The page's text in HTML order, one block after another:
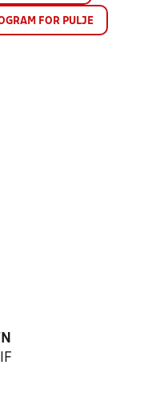
FOR PULJE